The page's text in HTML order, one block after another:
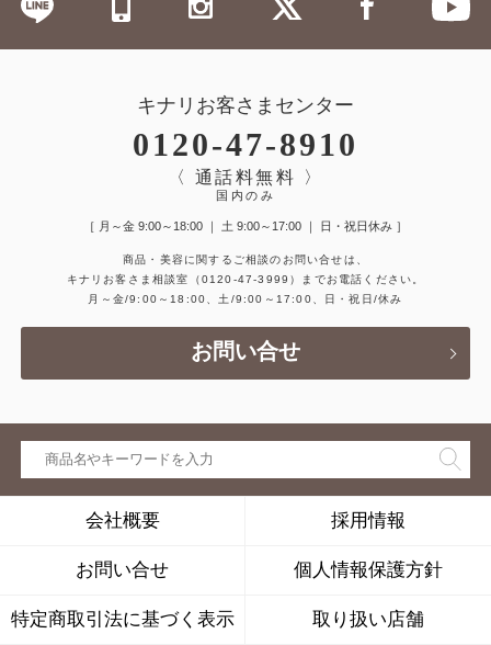
キナリお客さまセンター
0120-47-8910
〈 通話料無料 〉
国内のみ
［ 月～金 9:00～18:00 ｜ 土 9:00～17:00 ｜ 日・祝日休み ］
商品・美容に関するご相談のお問い合せは、
キナリお客さま相談室
（0120-47-3999）
までお電話ください。
月～金/9:00～18:00、土/9:00～17:00、日・祝日/休み
お問い合せ
会社概要 採用情報
お問い合せ 個人情報保護方針
特定商取引法に基づく表示 取り扱い店舗